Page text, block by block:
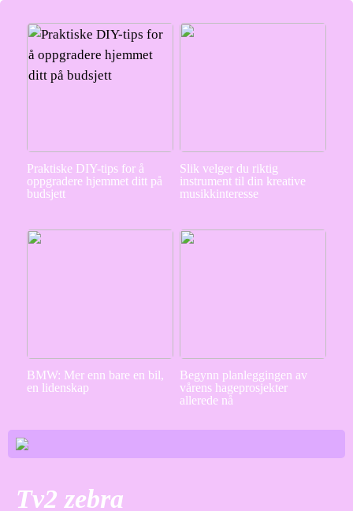
Praktiske DIY-tips for å
oppgradere hjemmet ditt på
budsjett
Slik velger du riktig
instrument til din kreative
musikkinteresse
BMW: Mer enn bare en bil,
en lidenskap
Begynn planleggingen av
vårens hageprosjekter
allerede nå
Tv2 zebra